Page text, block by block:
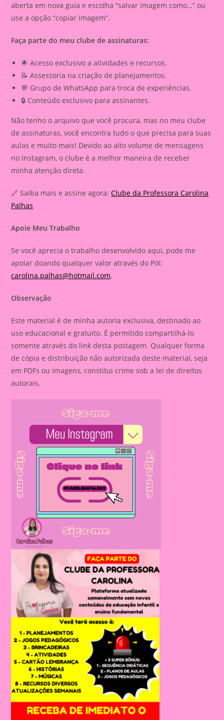
aberta em nova guia e escolha “salvar imagem como…” ou
use a opção “copiar imagem”.
Faça parte do meu clube de assinaturas:
🌟 Acesso exclusivo a atividades e recursos.
📝 Assessoria na criação de planejamentos.
💬 Grupo de WhatsApp para troca de experiências.
🔒 Conteúdo exclusivo para assinantes.
Não tenho o arquivo que você procura, mas no meu clube
de assinaturas, você encontra tudo o que precisa para suas
aulas e muito mais! Devido ao alto volume de mensagens
no Instagram, o clube é a melhor maneira de receber
minha atenção direta.
🔗 Saiba mais e assine agora:Clube da Professora Carolina
Palhas
Apoie Meu Trabalho
Se você aprecia o trabalho desenvolvido aqui, pode me
apoiar doando qualquer valor através do PIX:
carolina.palhas@hotmail.com.
Observação
Este material é de minha autoria exclusiva, destinado ao
uso educacional e gratuito. É permitido compartilhá-lo
somente através do link desta postagem. Qualquer forma
de cópia e distribuição não autorizada deste material, seja
em PDFs ou imagens, constitui crime sob a lei de direitos
autorais.